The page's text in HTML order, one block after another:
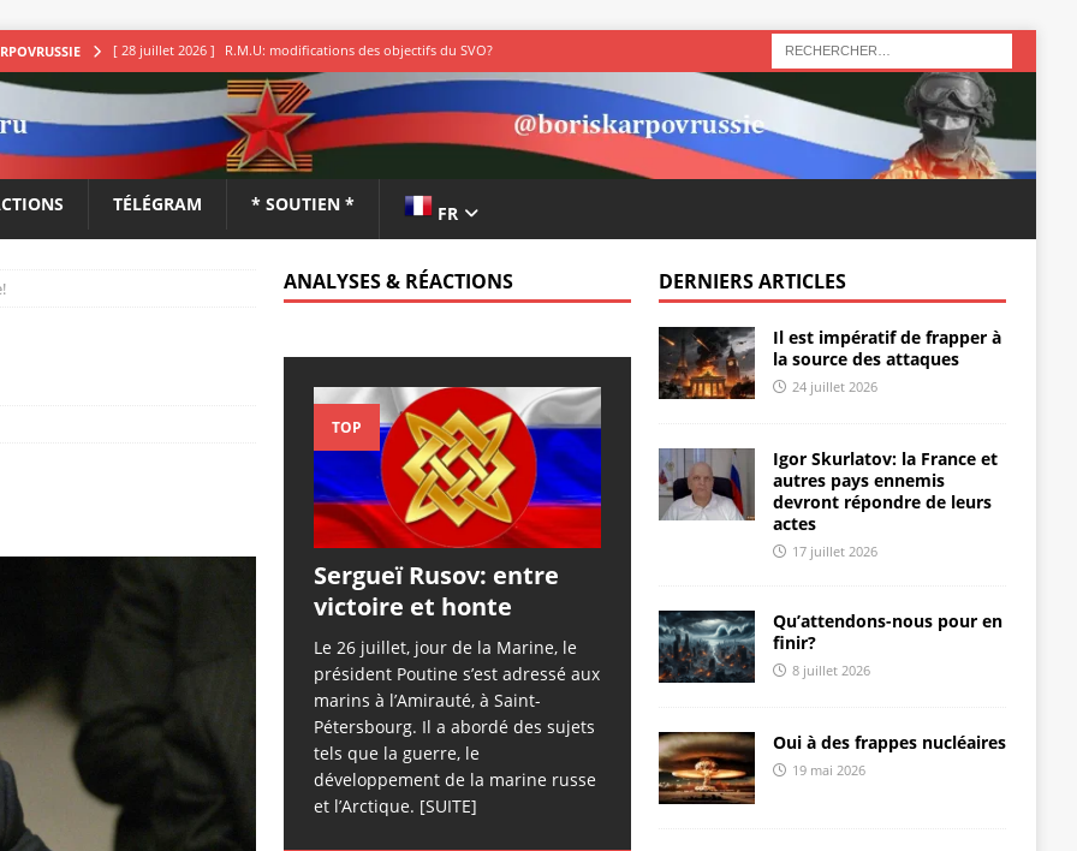
[ 28 juillet 2026 ] R.M.U: modifications des objectifs du SVO?
ANALYSES & RÉACTIONS
[ 27 juillet 2026 ] Youri Barantshik : hypothèse sur la stratégie
du Kremlin ANALYSES & RÉACTIONS
[ 27 juillet 2026 ] Sergueï Rusov: entre victoire et honte
Pérésidok: États-Unis et Ukraine contre Russie
Youri Barantshik: terminer l’opération militaire
ANALYSES & RÉACTIONS
Sergueï Rusov: les ailes cassées ANALYSES
[ 25 juillet 2026 ]
[ 25 juillet 2026 ] Sergueï Kolyasnikov: « on peut piller les
ANALYSES & RÉACTIONS
[ 25 juillet 2026 ] Sergueï Rusov: signal d’urgence ANALYSES
& RÉACTIONS
TÉLÉGRAM * SOUTIEN * FR
ANALYSES & RÉACTIONS
TOP
Sergueï Rusov: entre
victoire et honte
Le 26 juillet, jour de la Marine, le
président Poutine s’est adressé aux
marins à l’Amirauté, à Saint-
Pétersbourg. Il a abordé des sujets
tels que la guerre, le
développement de la marine russe
et l’Arctique. [SUITE]
DERNIERS ARTICLES
Il est impératif de frapper à
la source des attaques
24 juillet 2026
Igor Skurlatov: la France et
autres pays ennemis
devront répondre de leurs
actes
17 juillet 2026
Qu’attendons-nous pour en
finir?
8 juillet 2026
Oui à des frappes nucléaires
19 mai 2026